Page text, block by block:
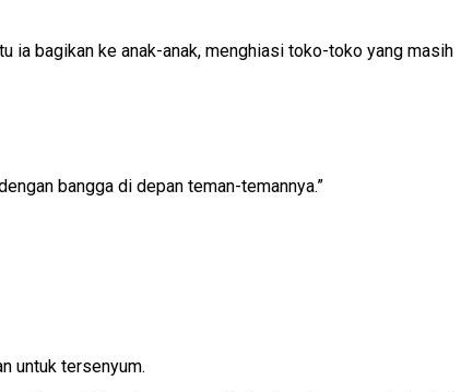
ia bagikan ke anak-anak, menghiasi toko-toko yang masih
bangga di depan teman-temannya.”
untuk tersenyum.